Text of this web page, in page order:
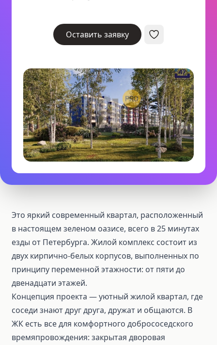
Оставить заявку
Это яркий современный квартал, расположенный
в настоящем зеленом оазисе, всего в 25 минутах
езды от Петербурга. Жилой комплекс состоит из
двух кирпично-белых корпусов, выполненных по
принципу переменной этажности: от пяти до
двенадцати этажей.
Концепция проекта — уютный жилой квартал, где
соседи знают друг друга, дружат и общаются. В
ЖК есть все для комфортного добрососедского
времяпровождения: закрытая дворовая